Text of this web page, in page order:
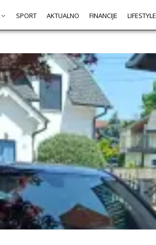
SPORT AKTUALNO FINANCIJE LIFESTYLE